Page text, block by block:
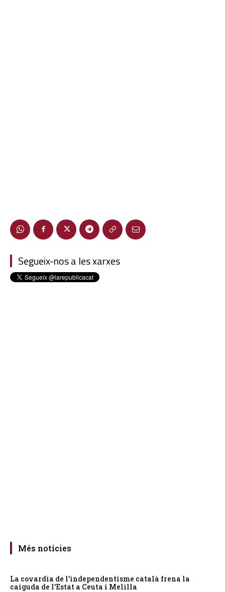
Segueix-nos a les xarxes
Més notícies
La covardia de l’independentisme català frena la
caiguda de l’Estat a Ceuta i Melilla